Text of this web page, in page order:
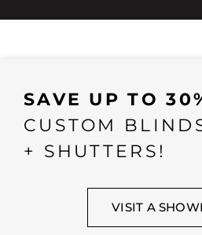
SAVE UP TO
CUSTOM
+ SHUTTERS!
VISIT A